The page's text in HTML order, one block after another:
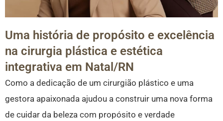
Uma história de propósito e excelência
na cirurgia plástica e estética
integrativa em Natal/RN
Como a dedicação de um cirurgião plástico e uma
gestora apaixonada ajudou a construir uma nova forma
de cuidar da beleza com propósito e verdade